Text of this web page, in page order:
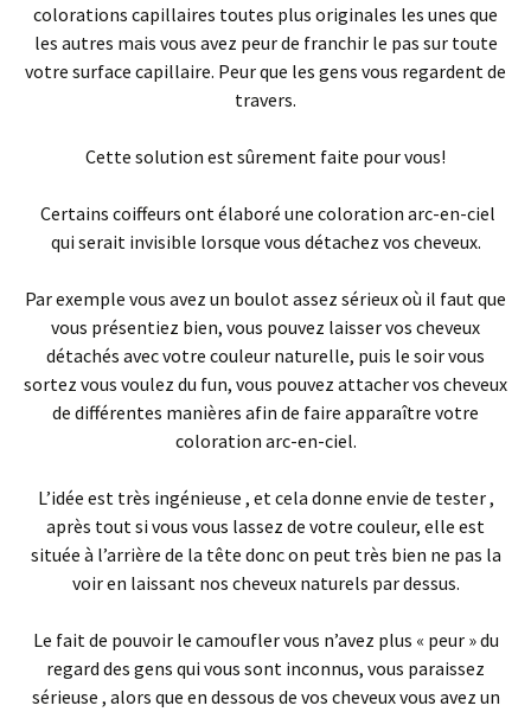
colorations capillaires toutes plus originales les unes que
les autres mais vous avez peur de franchir le pas sur toute
votre surface capillaire. Peur que les gens vous regardent de
travers.
Cette solution est sûrement faite pour vous!
Certains coiffeurs ont élaboré une coloration arc-en-ciel
qui serait invisible lorsque vous détachez vos cheveux.
Par exemple vous avez un boulot assez sérieux où il faut que
vous présentiez bien, vous pouvez laisser vos cheveux
détachés avec votre couleur naturelle, puis le soir vous
sortez vous voulez du fun, vous pouvez attacher vos cheveux
de différentes manières afin de faire apparaître votre
coloration arc-en-ciel.
L’idée est très ingénieuse , et cela donne envie de tester ,
après tout si vous vous lassez de votre couleur, elle est
située à l’arrière de la tête donc on peut très bien ne pas la
voir en laissant nos cheveux naturels par dessus.
Le fait de pouvoir le camoufler vous n’avez plus « peur » du
regard des gens qui vous sont inconnus, vous paraissez
sérieuse , alors que en dessous de vos cheveux vous avez un